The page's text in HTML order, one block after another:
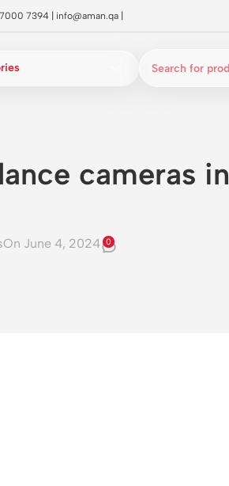
7394 | info@aman.qa
cameras in
On June 4, 2024 0